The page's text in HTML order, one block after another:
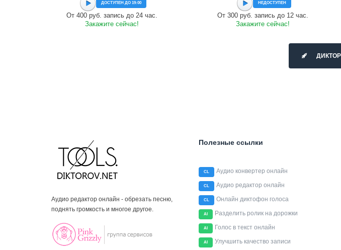
ДОСТУПЕН ДО 19:00
От 400 руб. запись до 24 час.
Закажите сейчас!
НЕДОСТУПЕН
От 300 руб. запись до 12 час.
Закажите сейчас!
Аудио редактор онлайн - обрезать песню,
поднять громкость и многое другое.
Полезные ссылки
CL Аудио конвертер онлайн
CL Аудио редактор онлайн
CL Онлайн диктофон голоса
AI Разделить ролик на дорожки
AI Голос в текст онлайн
AI Улучшить качество записи